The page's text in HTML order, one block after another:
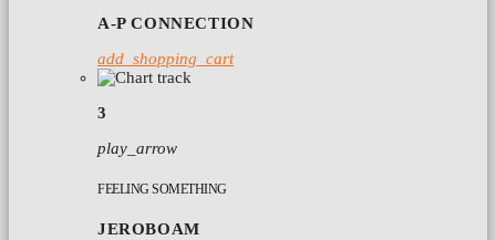
A-P CONNECTION
add_shopping_cart
3
play_arrow
FEELING SOMETHING
JEROBOAM